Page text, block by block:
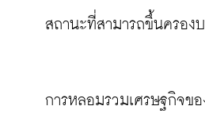
สถานะที่สามารถขึ้นครอง
การหลอมรวมเศรษฐกิจข